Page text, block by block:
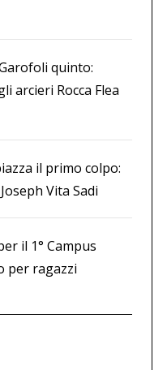
quinto:
arcieri Rocca Flea
il primo colpo:
Vita Sadi
il 1° Campus
per ragazzi